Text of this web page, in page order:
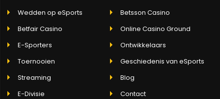
Wedden op eSports
Betsson Casino
Betfair Casino
Online Casino Ground
E-Sporters
Ontwikkelaars
Toernooien
Geschiedenis van eSports
Streaming
Blog
E-Divisie
Contact